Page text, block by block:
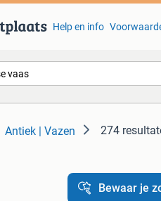
Help en info
Antiek | Vazen 274
Bewaar je